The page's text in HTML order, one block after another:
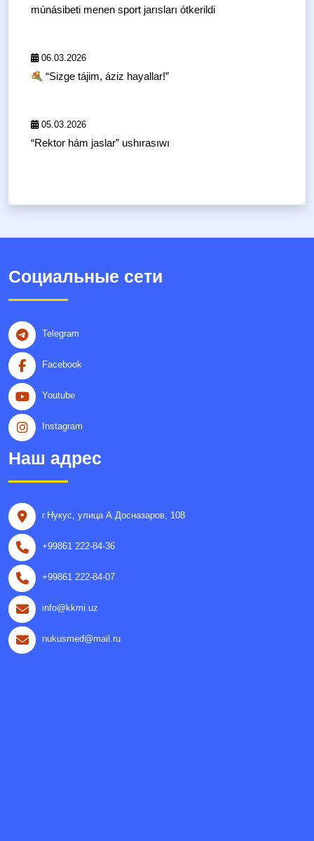
múnásibeti menen sport jarısları ótkerildi
06.03.2026
“Sizge tájim, áziz hayallar!”
05.03.2026
“Rektor hám jaslar” ushırasıwı
Социальные сети
Telegram
Facebook
Youtube
Instagram
Наш адрес
г.Нукус, улица A.Досназаров, 108
+99861 222-84-36
+99861 222-84-07
info@kkmi.uz
nukusmed@mail.ru